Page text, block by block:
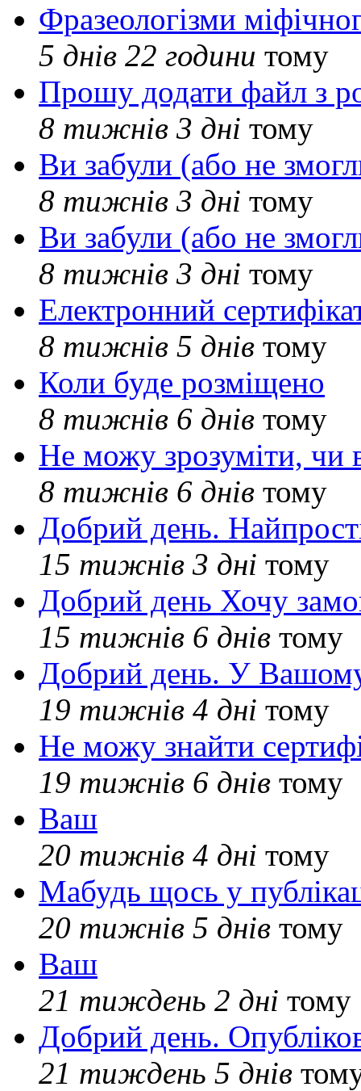
Фразеологізми
5 днів 22 години тому
Прошу додати файл з
8 тижнів 3 дні тому
Ви забули (або не
8 тижнів 3 дні тому
Ви забули (або не
8 тижнів 3 дні тому
Електронний
8 тижнів 5 днів тому
Коли буде розміщено
8 тижнів 6 днів тому
Не можу зрозуміти, чи
8 тижнів 6 днів тому
Добрий день.
15 тижнів 3 дні тому
Добрий день Хочу
15 тижнів 6 днів тому
Добрий день. У Вашому
19 тижнів 4 дні тому
Не можу знайти
19 тижнів 6 днів тому
Ваш
20 тижнів 4 дні тому
Мабудь щось у
20 тижнів 5 днів тому
Ваш
21 тиждень 2 дні тому
Добрий день.
21 тиждень 5 днів